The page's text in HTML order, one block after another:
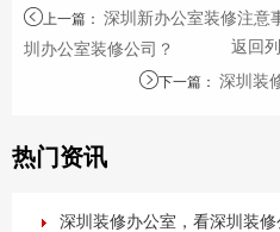
上一篇 ： 深圳新办公室装修注意
圳办公室装修公司？
下一篇 ： 深圳装
返回
热门资讯